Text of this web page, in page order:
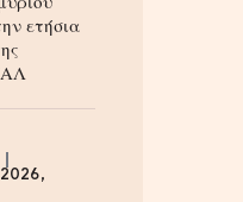
ετήσια